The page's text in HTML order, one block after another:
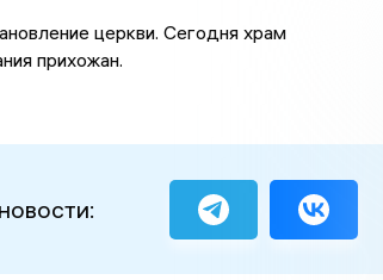
церкви. Сегодня храм
прихожан.